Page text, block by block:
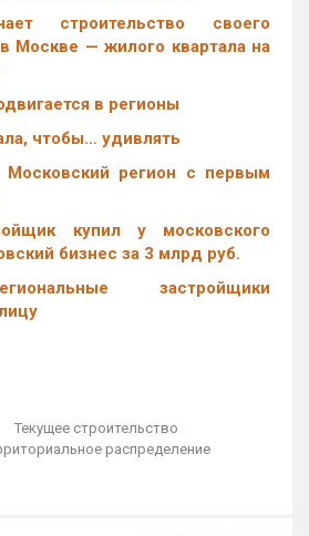
строительство своего
Москве — жилого квартала на
в регионы
чтобы… удивлять
регион с первым
купил у московского
бизнес за 3 млрд руб.
застройщики
Текущее строительство
распределение